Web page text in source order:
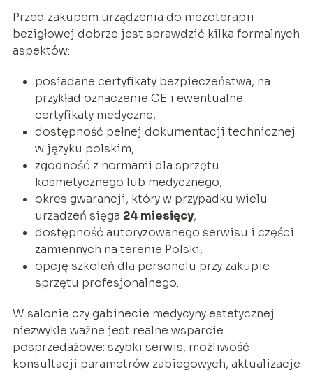
Przed zakupem urządzenia do mezoterapii
bezigłowej dobrze jest sprawdzić kilka formalnych
aspektów:
posiadane certyfikaty bezpieczeństwa, na
przykład oznaczenie CE i ewentualne
certyfikaty medyczne,
dostępność pełnej dokumentacji technicznej
w języku polskim,
zgodność z normami dla sprzętu
kosmetycznego lub medycznego,
okres gwarancji, który w przypadku wielu
urządzeń sięga 24 miesięcy,
dostępność autoryzowanego serwisu i części
zamiennych na terenie Polski,
opcję szkoleń dla personelu przy zakupie
sprzętu profesjonalnego.
W salonie czy gabinecie medycyny estetycznej
niezwykle ważne jest realne wsparcie
posprzedażowe: szybki serwis, możliwość
konsultacji parametrów zabiegowych, aktualizacje